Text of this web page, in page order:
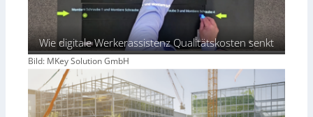
Wie digitale Werkerassistenz Qualitätskosten senkt
Bild: MKey Solution GmbH